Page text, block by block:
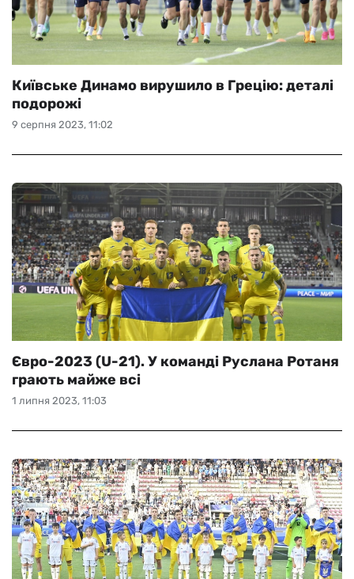
9 серпня 2023, 11:02
Київське Динамо вирушило в Грецію: деталі
подорожі
1 липня 2023, 11:03
Євро-2023 (U-21). У команді Руслана Ротаня
грають майже всі